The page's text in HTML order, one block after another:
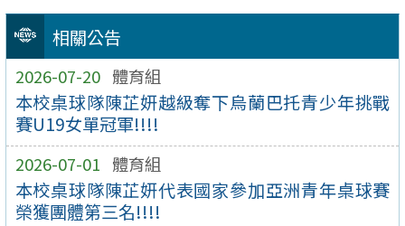
相關公告
2026-07-20 體育組
本校桌球隊陳芷妍越級奪下烏蘭巴托青少年挑戰
賽U19女單冠軍!!!!
2026-07-01 體育組
本校桌球隊陳芷妍代表國家參加亞洲青年桌球賽
榮獲團體第三名!!!!